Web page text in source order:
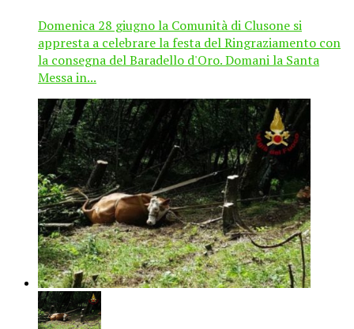
Domenica 28 giugno la Comunità di Clusone si
appresta a celebrare la festa del Ringraziamento con
la consegna del Baradello d'Oro. Domani la Santa
Messa in...